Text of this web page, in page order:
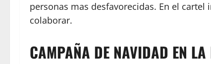
personas mas desfavorecidas. En el
colaborar.
CAMPAÑA DE NAVIDAD EN